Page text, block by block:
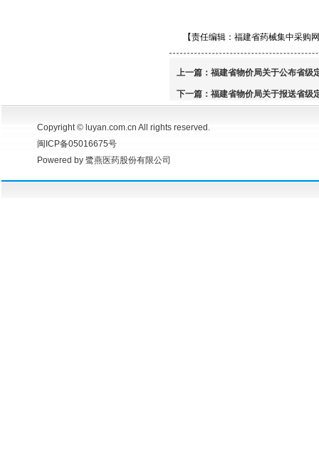
【责任编辑：福建省药械集中采购
上一篇： 福建省物价局关于公布省级
下一篇： 福建省物价局关于报送省级
Copyright © luyan.com.cn All rights reserved.
闽ICP备05016675号
Powered by 鹭燕医药股份有限公司